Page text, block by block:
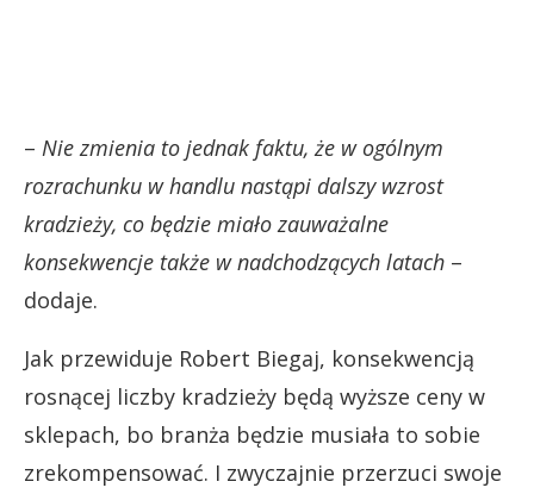
– Nie zmienia to jednak faktu, że w ogólnym
rozrachunku w handlu nastąpi dalszy wzrost
kradzieży, co będzie miało zauważalne
konsekwencje także w nadchodzących latach –
dodaje.
Jak przewiduje Robert Biegaj, konsekwencją
rosnącej liczby kradzieży będą wyższe ceny w
sklepach, bo branża będzie musiała to sobie
zrekompensować. I zwyczajnie przerzuci swoje